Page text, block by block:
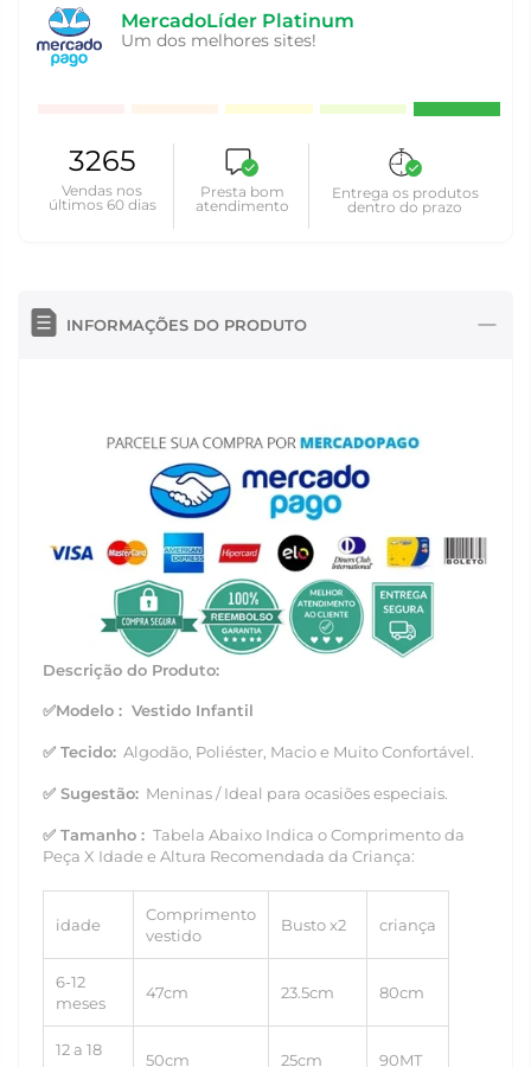
MercadoLíder Platinum
Um dos melhores sites!
3265
Vendas nos
últimos 60 dias
Presta bom
atendimento
Entrega os produtos
dentro do prazo
INFORMAÇÕES DO PRODUTO
Descrição do Produto:
✅Modelo : Vestido Infantil
✅ Tecido: Algodão, Poliéster, Macio e Muito Confortável.
✅ Sugestão: Meninas / Ideal para ocasiões especiais.
✅ Tamanho : Tabela Abaixo Indica o Comprimento da
Peça X Idade e Altura Recomendada da Criança:
idade
Comprimento
vestido
Busto x2 criança
6-12
meses
47cm 23.5cm 80cm
12 a 18
50cm 25cm 90MT